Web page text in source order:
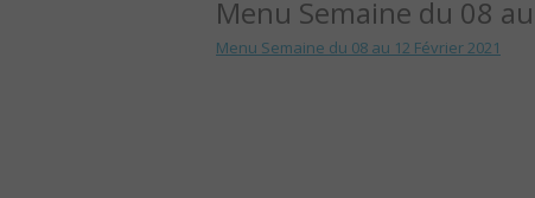
Menu Semaine du 08
Menu Semaine du 08 au 12 Février 2021